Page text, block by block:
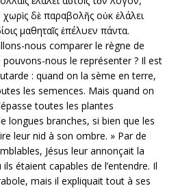
δὲ παραβολῆς οὐκ ἐλάλει
μαθηταῖς ἐπέλυεν πάντα.
nous comparer le règne de
pouvons-nous le représenter ? Il est
: quand on la sème en terre,
les semences. Mais quand on
toutes les plantes
longues branches, si bien que les
leur nid à son ombre. » Par de
Jésus leur annonçait la
étaient capables de l’entendre. Il
mais il expliquait tout à ses